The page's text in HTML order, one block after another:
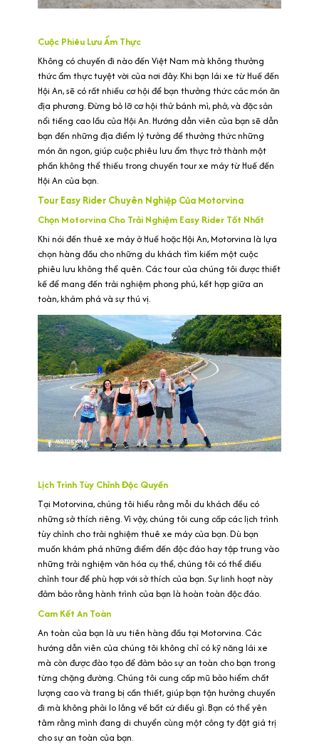
Cuộc Phiêu Lưu Ẩm Thực
Không có chuyến đi nào đến Việt Nam mà không thưởng
thức ẩm thực tuyệt vời của nơi đây. Khi bạn lái xe từ Huế đến
Hội An, sẽ có rất nhiều cơ hội để bạn thưởng thức các món ăn
địa phương. Đừng bỏ lỡ cơ hội thử bánh mì, phở, và đặc sản
nổi tiếng cao lầu của Hội An. Hướng dẫn viên của bạn sẽ dẫn
bạn đến những địa điểm lý tưởng để thưởng thức những
món ăn ngon, giúp cuộc phiêu lưu ẩm thực trở thành một
phần không thể thiếu trong chuyến tour xe máy từ Huế đến
Hội An của bạn.
Tour Easy Rider Chuyên Nghiệp Của Motorvina
Chọn Motorvina Cho Trải Nghiệm Easy Rider Tốt Nhất
Khi nói đến thuê xe máy ở Huế hoặc Hội An, Motorvina là lựa
chọn hàng đầu cho những du khách tìm kiếm một cuộc
phiêu lưu không thể quên. Các tour của chúng tôi được thiết
kế để mang đến trải nghiệm phong phú, kết hợp giữa an
toàn, khám phá và sự thú vị.
Lịch Trình Tùy Chỉnh Độc Quyền
Tại Motorvina, chúng tôi hiểu rằng mỗi du khách đều có
những sở thích riêng. Vì vậy, chúng tôi cung cấp các lịch trình
tùy chỉnh cho trải nghiệm thuê xe máy của bạn. Dù bạn
muốn khám phá những điểm đến độc đáo hay tập trung vào
những trải nghiệm văn hóa cụ thể, chúng tôi có thể điều
chỉnh tour để phù hợp với sở thích của bạn. Sự linh hoạt này
đảm bảo rằng hành trình của bạn là hoàn toàn độc đáo.
Cam Kết An Toàn
An toàn của bạn là ưu tiên hàng đầu tại Motorvina. Các
hướng dẫn viên của chúng tôi không chỉ có kỹ năng lái xe
mà còn được đào tạo để đảm bảo sự an toàn cho bạn trong
từng chặng đường. Chúng tôi cung cấp mũ bảo hiểm chất
lượng cao và trang bị cần thiết, giúp bạn tận hưởng chuyến
đi mà không phải lo lắng về bất cứ điều gì. Bạn có thể yên
tâm rằng mình đang di chuyển cùng một công ty đặt giá trị
cho sự an toàn của bạn.